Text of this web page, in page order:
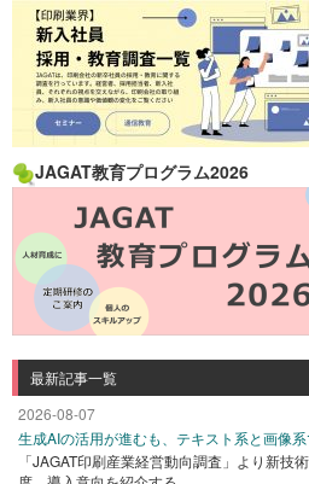
JAGAT教育プログラム2026
最新記事一覧
2026-08-07
生成AIの活用が進むも、テキスト系と画像
「JAGAT印刷産業経営動向調査」より新技